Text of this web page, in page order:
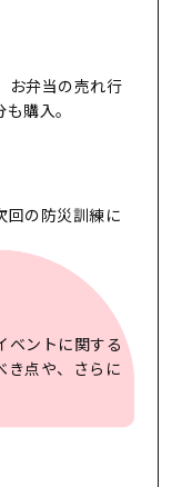
お弁当の売れ行
購入。
回の防災訓練に
ベントに関する
き点や、さらに